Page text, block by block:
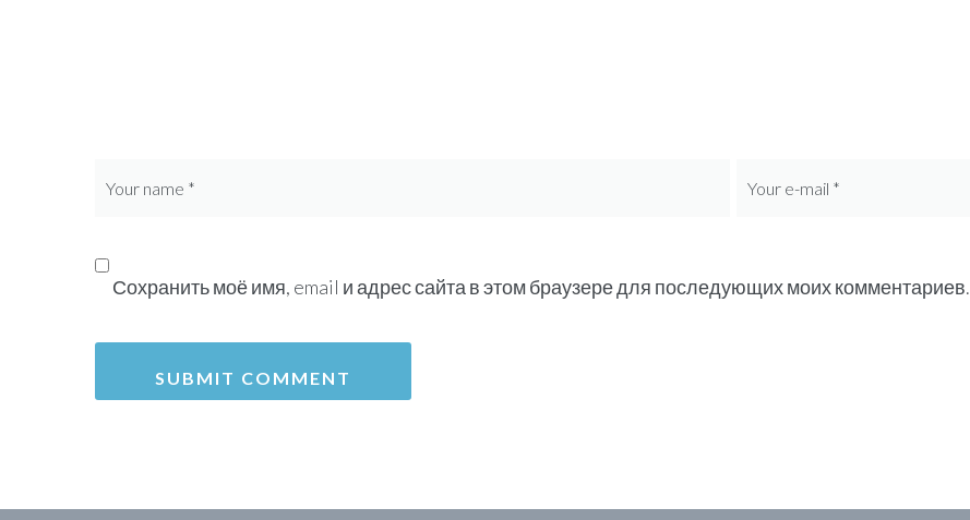
Сохранить моё имя, email и адрес сайта в этом браузере для последующих моих комментариев.